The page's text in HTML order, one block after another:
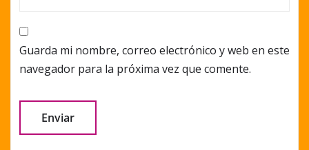
Guarda mi nombre, correo electrónico y web en este
navegador para la próxima vez que comente.